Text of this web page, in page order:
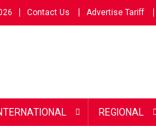
Contact Us Advertise Tariff
REGIONAL